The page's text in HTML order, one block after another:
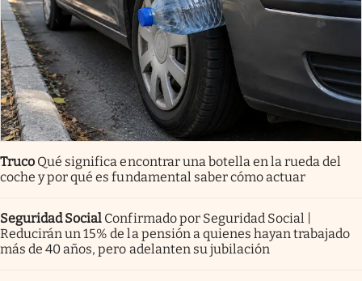
Truco Qué significa encontrar una botella en la rueda del
coche y por qué es fundamental saber cómo actuar
Seguridad Social Confirmado por Seguridad Social |
Reducirán un 15% de la pensión a quienes hayan trabajado
más de 40 años, pero adelanten su jubilación